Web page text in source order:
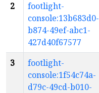
2
footlight-
console:13b683d0-
b874-49ef-abc1-
427d40f67577
3
footlight-
console:1f54c74a-
d79c-49cd-b010-